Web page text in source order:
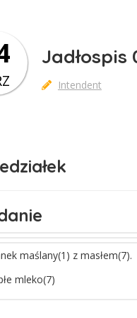
Jadłospis
Intendent
maślany(1) z masłem(7).
mleko(7)